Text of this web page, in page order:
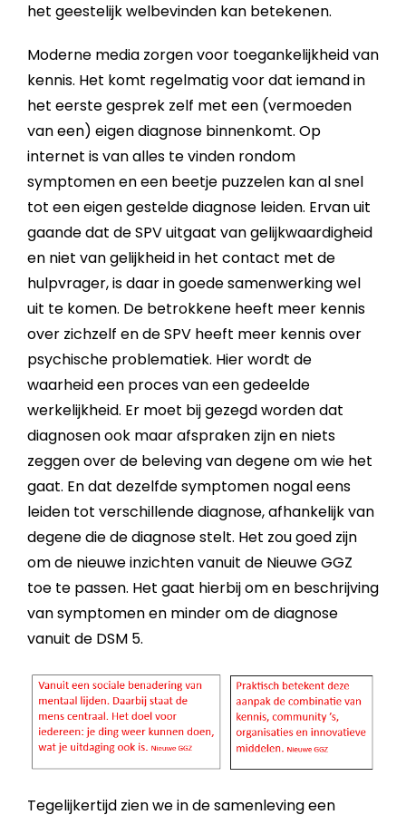
het geestelijk welbevinden kan betekenen.
Moderne media zorgen voor toegankelijkheid van
kennis. Het komt regelmatig voor dat iemand in
het eerste gesprek zelf met een (vermoeden
van een) eigen diagnose binnenkomt. Op
internet is van alles te vinden rondom
symptomen en een beetje puzzelen kan al snel
tot een eigen gestelde diagnose leiden. Ervan uit
gaande dat de SPV uitgaat van gelijkwaardigheid
en niet van gelijkheid in het contact met de
hulpvrager, is daar in goede samenwerking wel
uit te komen. De betrokkene heeft meer kennis
over zichzelf en de SPV heeft meer kennis over
psychische problematiek. Hier wordt de
waarheid een proces van een gedeelde
werkelijkheid. Er moet bij gezegd worden dat
diagnosen ook maar afspraken zijn en niets
zeggen over de beleving van degene om wie het
gaat. En dat dezelfde symptomen nogal eens
leiden tot verschillende diagnose, afhankelijk van
degene die de diagnose stelt. Het zou goed zijn
om de nieuwe inzichten vanuit de Nieuwe GGZ
toe te passen. Het gaat hierbij om en beschrijving
van symptomen en minder om de diagnose
vanuit de DSM 5.
Tegelijkertijd zien we in de samenleving een